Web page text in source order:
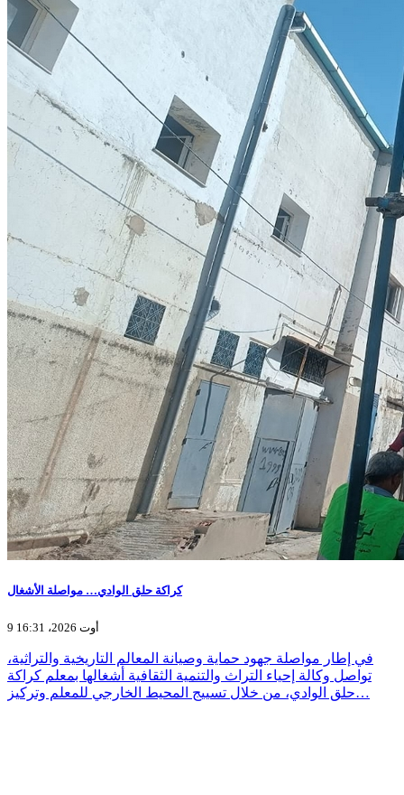
كراكة حلق الوادي… مواصلة الأشغال
9 أوت 2026، 16:31
في إطار مواصلة جهود حماية وصيانة المعالم التاريخية والتراثية،
تواصل وكالة إحياء التراث والتنمية الثقافية أشغالها بمعلم كراكة
حلق الوادي، من خلال تسييج المحيط الخارجي للمعلم وتركيز…